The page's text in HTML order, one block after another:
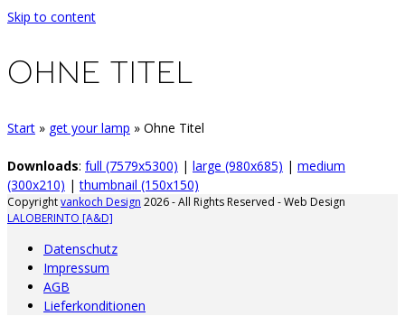
Skip to content
OHNE TITEL
Start » get your lamp » Ohne Titel
Downloads: full (7579x5300) | large (980x685) | medium
(300x210) |thumbnail (150x150)
Copyrightvankoch Design 2026 - All Rights Reserved - Web Design
LALOBERINTO [A&D]
Datenschutz
Impressum
AGB
Lieferkonditionen